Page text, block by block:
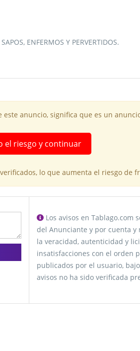
ENFERMOS Y PERVERTIDOS.
este anuncio, significa que es un
el riesgo y continuar
lo que aumenta el riesgo de
Los avisos en
del Anunciante y por cuenta y
la veracidad, autenticidad y
insatisfacciones con el orden
publicados por el usuario,
avisos no ha sido verificada